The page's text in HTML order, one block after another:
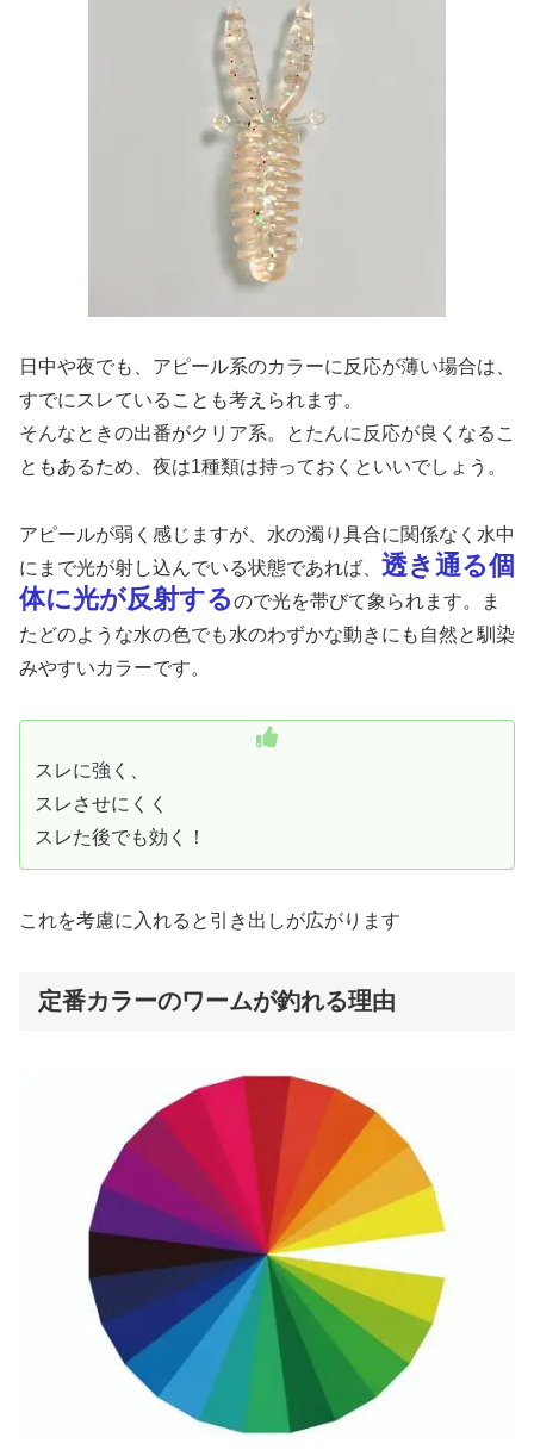
日中や夜でも、アピール系のカラーに反応が薄い場合は、
すでにスレていることも考えられます。
そんなときの出番がクリア系。とたんに反応が良くなるこ
ともあるため、夜は1種類は持っておくといいでしょう。
アピールが弱く感じますが、水の濁り具合に関係なく水中
にまで光が射し込んでいる状態であれば、 透き通る個
体に光が反射するので光を帯びて象られます。ま
たどのような水の色でも水のわずかな動きにも自然と馴染
みやすいカラーです。
スレに強く、
スレさせにくく
スレた後でも効く！
これを考慮に入れると引き出しが広がります
定番カラーのワームが釣れる理由